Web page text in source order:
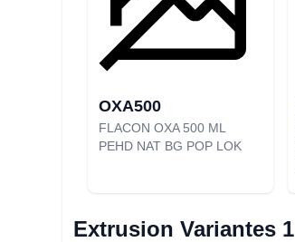
OXA500
FLACON OXA 500 ML
PEHD NAT BG POP LOK
Extrusion Variantes 1